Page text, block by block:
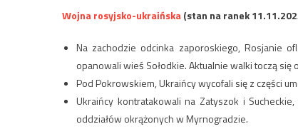
Wojna rosyjsko-ukraińska(stan na ranek
Na zachodzie odcinka zaporoskiego, Rosjanie
opanowali wieś Sołodkie. Aktualnie walki toczą
Pod Pokrowskiem, Ukraińcy wycofali się z części
Ukraińcy kontratakowali na Zatyszok i
oddziałów okrążonych w Myrnogradzie.